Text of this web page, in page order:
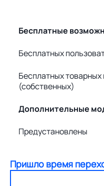
Бесплатные
Бесплатных
Бесплатных товарных
(собственных)
Дополнительные
Предустановлены
Пришло время